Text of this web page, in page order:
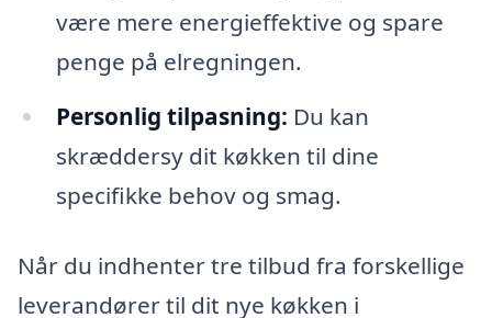
være mere energieffektive og spare
penge på elregningen.
Personlig tilpasning: Du kan
skræddersy dit køkken til dine
specifikke behov og smag.
Når du indhenter tre tilbud fra forskellige
leverandører til dit nye køkken i